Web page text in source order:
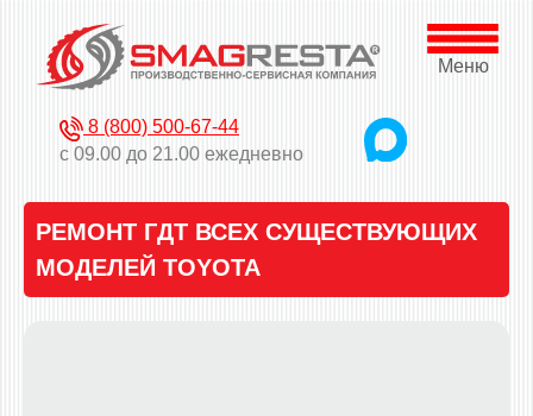
Меню
8 (800) 500-67-44
с 09.00 до 21.00 ежедневно
РЕМОНТ ГДТ ВСЕХ СУЩЕСТВУЮЩИХ
МОДЕЛЕЙ TOYOTA